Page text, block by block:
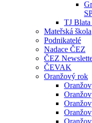
TJ
Mateřská škola
Podnikatelé
Nadace ČEZ
ČEZ
ČEVAK
Oranžový rok